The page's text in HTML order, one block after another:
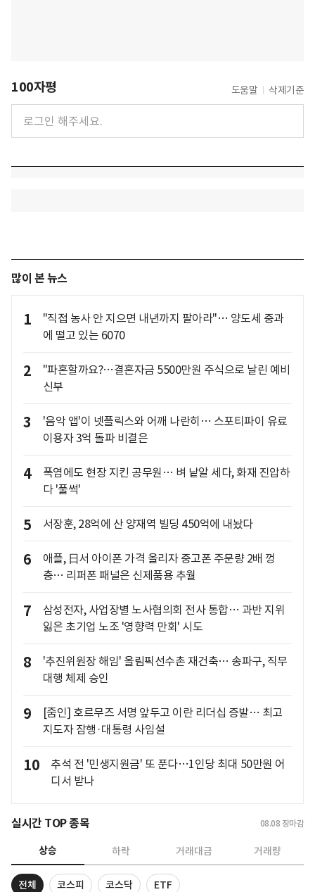
100자평 도움말 삭제기준
많이 본 뉴스
1
"직접 농사 안 지으면 내년까지 팔아라"… 양도세 중과
에 떨고 있는 6070
2
"파혼할까요?…결혼자금 5500만원 주식으로 날린 예비
신부
3
'음악 앱'이 넷플릭스와 어깨 나란히… 스포티파이 유료
이용자 3억 돌파 비결은
4
폭염에도 현장 지킨 공무원… 벼 낱알 세다, 화재 진압하
다 '풀썩'
5 서장훈, 28억에 산 양재역 빌딩 450억에 내놨다
6
애플, 日서 아이폰 가격 올리자 중고폰 주문량 2배 껑
충… 리퍼폰 패널은 신제품용 추월
7
삼성전자, 사업장별 노사협의회 전사 통합… 과반 지위
잃은 초기업 노조 '영향력 만회' 시도
8
'추진위원장 해임' 올림픽선수촌 재건축… 송파구, 직무
대행 체제 승인
9
[줌인] 호르무즈 서명 앞두고 이란 리더십 증발… 최고
지도자 잠행·대통령 사임설
10
추석 전 '민생지원금' 또 푼다…1인당 최대 50만원 어
디서 받나
실시간 TOP 종목 08.08 장마감
상승 하락 거래대금 거래량
전체 코스피 코스닥 ETF